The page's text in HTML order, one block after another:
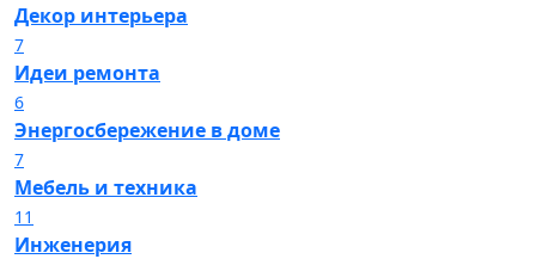
Декор интерьера
7
Идеи ремонта
6
Энергосбережение в доме
7
Мебель и техника
11
Инженерия